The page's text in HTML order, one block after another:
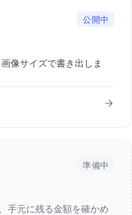
公開中
像サイズで書き出しま
準備中
手元に残る金額を確かめ